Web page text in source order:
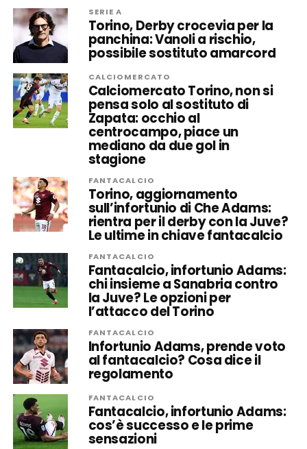
SERIE A
Torino, Derby crocevia per la
panchina: Vanoli a rischio,
possibile sostituto amarcord
CALCIOMERCATO
Calciomercato Torino, non si
pensa solo al sostituto di
Zapata: occhio al
centrocampo, piace un
mediano da due gol in
stagione
FANTACALCIO
Torino, aggiornamento
sull’infortunio di Che Adams:
rientra per il derby con la Juve?
Le ultime in chiave fantacalcio
FANTACALCIO
Fantacalcio, infortunio Adams:
chi insieme a Sanabria contro
la Juve? Le opzioni per
l’attacco del Torino
FANTACALCIO
Infortunio Adams, prende voto
al fantacalcio? Cosa dice il
regolamento
FANTACALCIO
Fantacalcio, infortunio Adams:
cos’è successo e le prime
sensazioni